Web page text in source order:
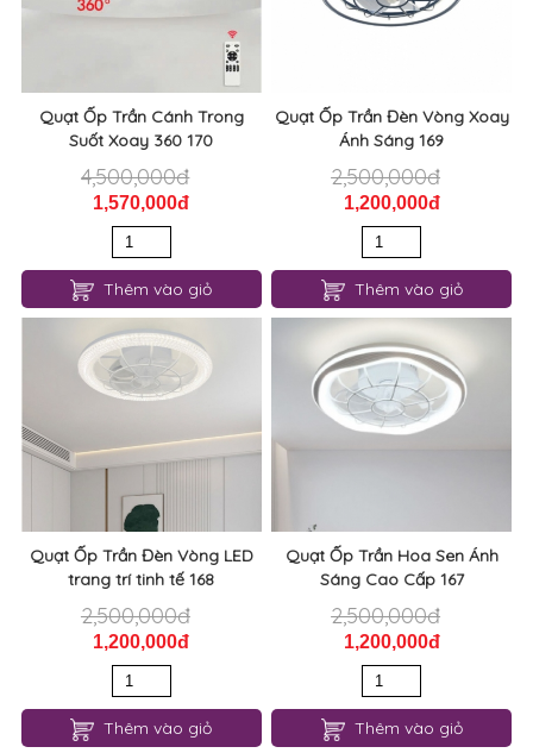
Quạt Ốp Trần Cánh Trong
Suốt Xoay 360 170
4,500,000đ
1,570,000đ
Thêm vào giỏ
Quạt Ốp Trần Đèn Vòng Xoay
Ánh Sáng 169
2,500,000đ
1,200,000đ
Thêm vào giỏ
Quạt Ốp Trần Đèn Vòng LED
trang trí tinh tế 168
2,500,000đ
1,200,000đ
Thêm vào giỏ
Quạt Ốp Trần Hoa Sen Ánh
Sáng Cao Cấp 167
2,500,000đ
1,200,000đ
Thêm vào giỏ